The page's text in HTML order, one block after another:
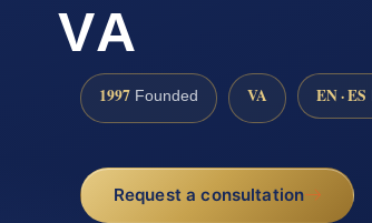
VA
1997 Founded VA EN · ES
Request a consultation